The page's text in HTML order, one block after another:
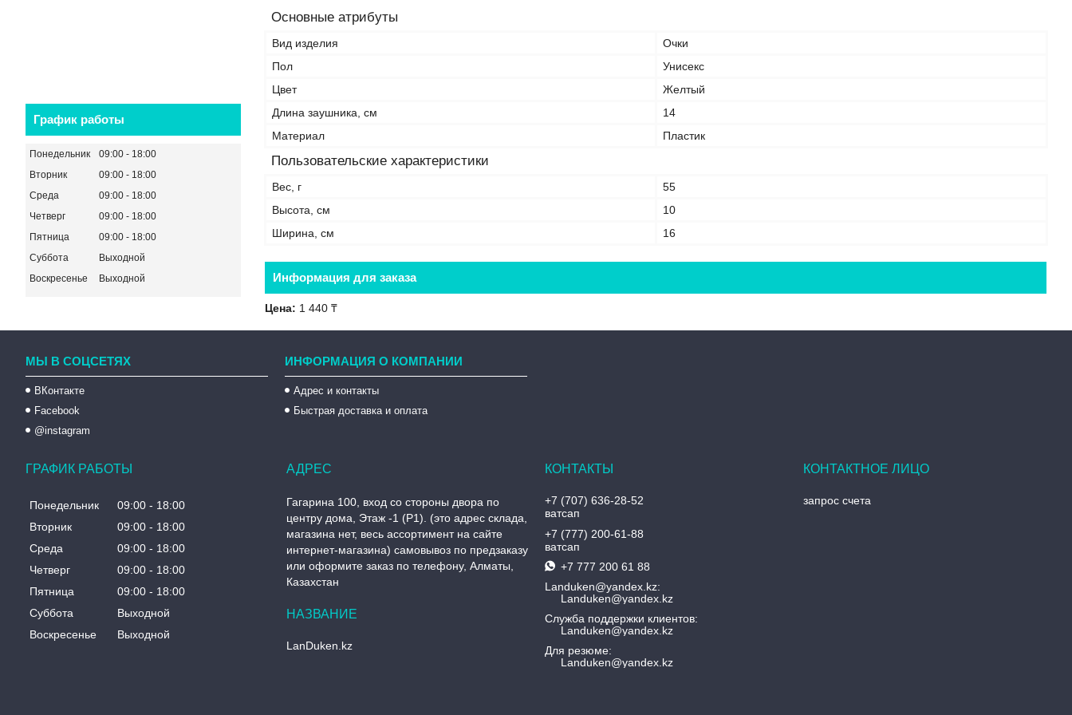
Основные атрибуты
Вид изделия
Очки
Пол
Унисекс
Цвет
Желтый
Длина заушника, см
14
Материал
Пластик
Пользовательские характеристики
Вес, г
55
Высота, см
10
Ширина, см
16
Информация для заказа
Цена: 1 440 ₸
График работы
Понедельник 09:00
18:00
Вторник
09:00
18:00
Среда
09:00
18:00
Четверг
09:00
18:00
Пятница
09:00
18:00
Суббота
Выходной
Воскресенье
Выходной
МЫ В СОЦСЕТЯХ
ВКонтакте
Facebook
@instagram
ИНФОРМАЦИЯ О КОМПАНИИ
Адрес и контакты
Быстрая доставка и оплата
ГРАФИК РАБОТЫ
Понедельник 09:00
18:00
Вторник
09:00
18:00
Среда
09:00
18:00
Четверг
09:00
18:00
Пятница
09:00
18:00
Суббота
Выходной
Воскресенье
Выходной
Гагарина 100, вход со стороны двора по
центру дома, Этаж -1 (P1). (это адрес склада,
магазина нет, весь ассортимент на сайте
интернет-магазина) самовывоз по предзаказу
или оформите заказ по телефону, Алматы,
Казахстан
LanDuken.kz
+7 (707) 636-28-52
ватсап
+7 (777) 200-61-88
ватсап
+7 777 200 61 88
Landuken@yandex.kz
Landuken@yandex.kz
Служба поддержки клиентов
Landuken@yandex.kz
Для резюме
Landuken@yandex.kz
запрос счета